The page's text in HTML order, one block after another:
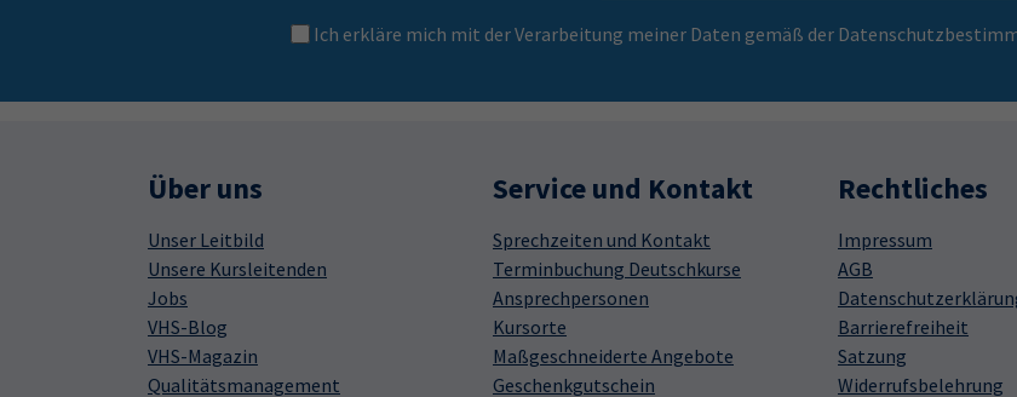
Ich erkläre mich mit der Verarbeitung meiner Daten gemäß der
Über uns
Unser Leitbild
Unsere Kursleitenden
Jobs
VHS-Blog
VHS-Magazin
Qualitätsmanagement
Service und Kontakt
Sprechzeiten und Kontakt
Terminbuchung Deutschkurse
Ansprechpersonen
Kursorte
Maßgeschneiderte Angebote
Geschenkgutschein
Rechtliches
Impressum
AGB
Barrierefreiheit
Satzung
Widerrufsbelehrung